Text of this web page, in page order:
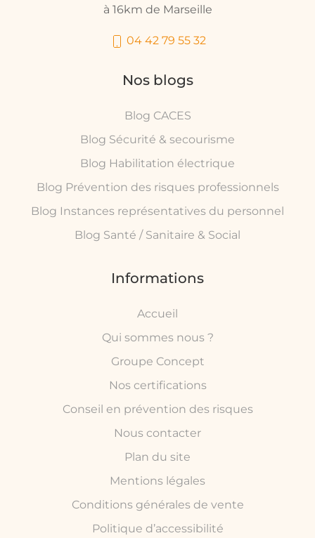
à 16km de Marseille
04 42 79 55 32
Nos blogs
Blog CACES
Blog Sécurité & secourisme
Blog Habilitation électrique
Blog Prévention des risques professionnels
Blog Instances représentatives du personnel
Blog Santé / Sanitaire & Social
Informations
Accueil
Qui sommes nous ?
Groupe Concept
Nos certifications
Conseil en prévention des risques
Nous contacter
Plan du site
Mentions légales
Conditions générales de vente
Politique d’accessibilité